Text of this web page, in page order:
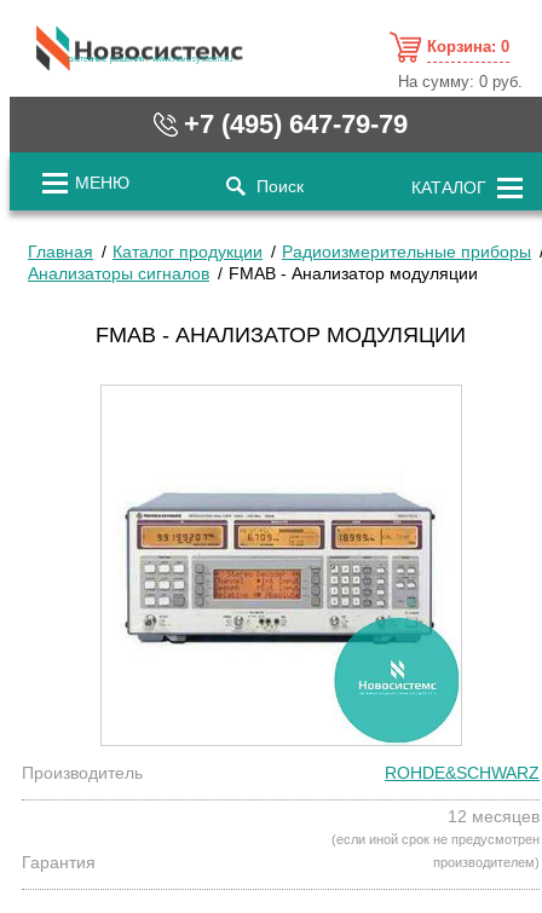
cистемные решения / www.novosystems.ru
Корзина: 0
На сумму:0 руб.
+7 (495) 647-79-79
МЕНЮ Поиск КАТАЛОГ
Главная Каталог продукции
Радиоизмерительные приборы
Анализаторы сигналов
FMAB - Анализатор модуляции
FMAB - АНАЛИЗАТОР МОДУЛЯЦИИ
Производитель ROHDE&SCHWARZ
Гарантия
12 месяцев
(если иной срок не предусмотрен
производителем)